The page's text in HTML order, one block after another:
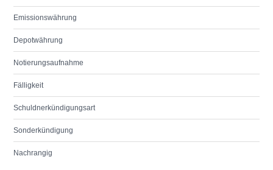
Emissionswährung
Depotwährung
Notierungsaufnahme
Fälligkeit
Schuldnerkündigungsart
Sonderkündigung
Nachrangig